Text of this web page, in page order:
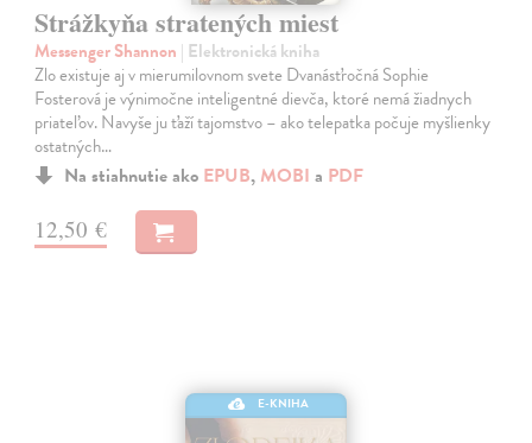
Strážkyňa stratených miest
Messenger Shannon | Elektronická kniha
Zlo existuje aj v mierumilovnom svete Dvanásťročná Sophie
Fosterová je výnimočne inteligentné dievča, ktoré nemá žiadnych
priateľov. Navyše ju ťaží tajomstvo – ako telepatka počuje myšlienky
ostatných…
Na stiahnutie ako EPUB, MOBI a PDF
12,50 €
E-KNIHA